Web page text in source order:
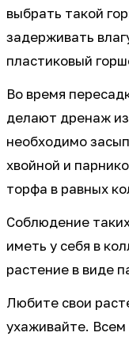
выбрать такой
задерживать
пластиковый
Во время
делают дренаж
необходимо
хвойной и
торфа в равных
Соблюдение
иметь у себя в
растение в виде
Любите свои
ухаживайте. Всем